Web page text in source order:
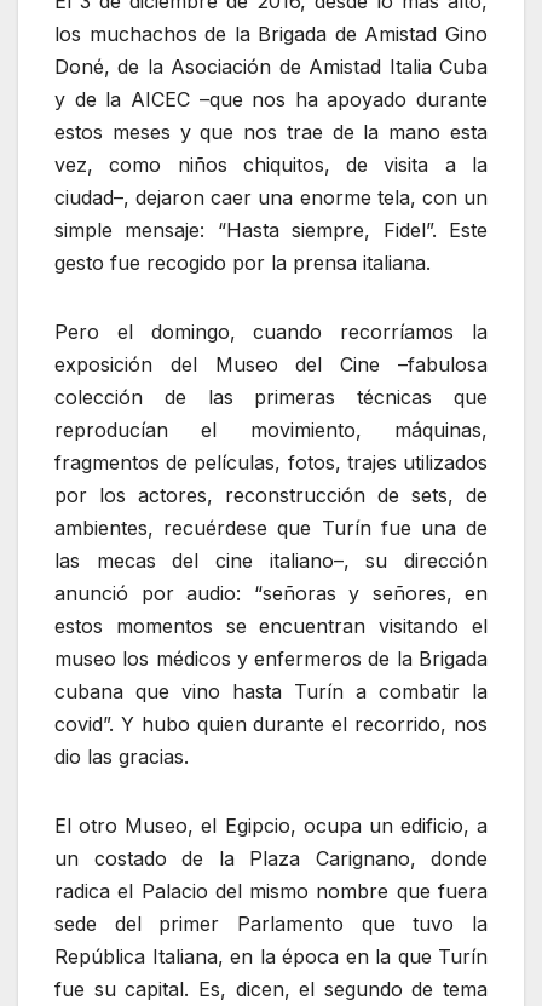
los muchachos de la Brigada de Amistad Gino
Doné, de la Asociación de Amistad Italia Cuba
y de la AICEC –que nos ha apoyado durante
estos meses y que nos trae de la mano esta
vez, como niños chiquitos, de visita a la
ciudad–, dejaron caer una enorme tela, con un
simple mensaje: “Hasta siempre, Fidel”. Este
gesto fue recogido por la prensa italiana.
Pero el domingo, cuando recorríamos la
exposición del Museo del Cine –fabulosa
colección de las primeras técnicas que
reproducían el movimiento, máquinas,
fragmentos de películas, fotos, trajes utilizados
por los actores, reconstrucción de sets, de
ambientes, recuérdese que Turín fue una de
las mecas del cine italiano–, su dirección
anunció por audio: “señoras y señores, en
estos momentos se encuentran visitando el
museo los médicos y enfermeros de la Brigada
cubana que vino hasta Turín a combatir la
covid”. Y hubo quien durante el recorrido, nos
dio las gracias.
El otro Museo, el Egipcio, ocupa un edificio, a
un costado de la Plaza Carignano, donde
radica el Palacio del mismo nombre que fuera
sede del primer Parlamento que tuvo la
República Italiana, en la época en la que Turín
fue su capital. Es, dicen, el segundo de tema